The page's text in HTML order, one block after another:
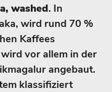
washed. In
wird rund 70 %
Kaffees
vor allem in der
angebaut.
klassifiziert